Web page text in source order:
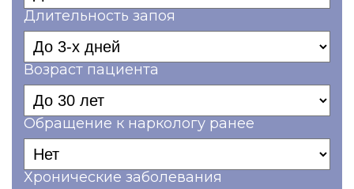
Длительность запоя
Возраст пациента
Обращение к наркологу ранее
Хронические заболевания